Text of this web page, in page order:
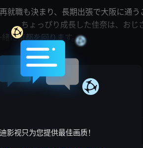
就職も決まり、長期出張で大阪に通
、おじさんの自転車を
んや吉田くんとも一緒に
ーティー中にふと
たくておじさんの
普段は一人のおじさん
気持ちと、「寂しさ」もある
いくのでしょうか。
 展开
影视只为您提供最佳画质！